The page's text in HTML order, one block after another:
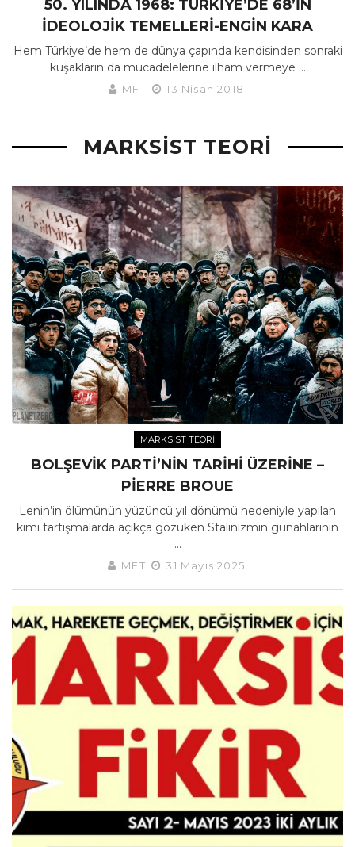
50. YILINDA 1968: TÜRKIYE’DE 68’IN
İDEOLOJIK TEMELLERI-ENGIN KARA
Hem Türkiye’de hem de dünya çapında kendisinden sonraki
kuşakların da mücadelelerine ilham vermeye ...
MFT 13 Nisan 2018
MARKSIST TEORI
MARKSIST TEORI
BOLŞEVIK PARTI’NIN TARIHI ÜZERINE –
PIERRE BROUE
Lenin’in ölümünün yüzüncü yıl dönümü nedeniyle yapılan
kimi tartışmalarda açıkça gözüken Stalinizmin günahlarının
...
MFT 31 Mayıs 2025